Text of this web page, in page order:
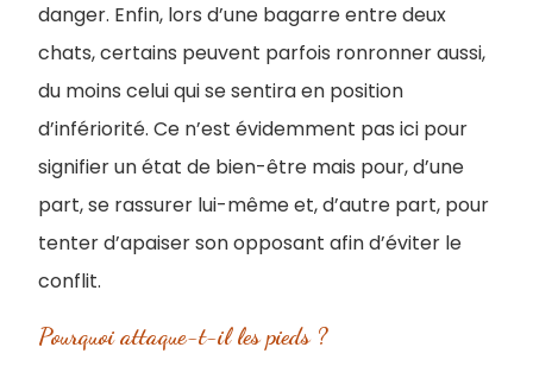
danger. Enfin, lors d’une bagarre entre deux
chats, certains peuvent parfois ronronner aussi,
du moins celui qui se sentira en position
d’infériorité. Ce n’est évidemment pas ici pour
signifier un état de bien-être mais pour, d’une
part, se rassurer lui-même et, d’autre part, pour
tenter d’apaiser son opposant afin d’éviter le
conflit.
Pourquoi attaque-t-il les pieds ?